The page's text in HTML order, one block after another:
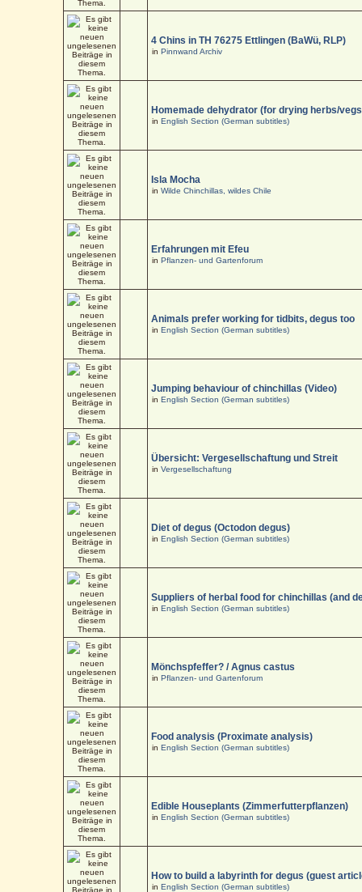
4 Chins in TH 76275 Ettlingen (BaWü, RLP)
inPinnwand Archiv
Homemade dehydrator (for drying herbs/
inEnglish Section (German subtitles)
Isla Mocha
inWilde Chinchillas, wildes Chile
Erfahrungen mit Efeu
inPflanzen- und Gartenforum
Animals prefer working for tidbits, degus too
inEnglish Section (German subtitles)
Jumping behaviour of chinchillas (Video)
inEnglish Section (German subtitles)
Übersicht: Vergesellschaftung und Streit
inVergesellschaftung
Diet of degus (Octodon degus)
inEnglish Section (German subtitles)
Suppliers of herbal food for chinchillas (and
inEnglish Section (German subtitles)
Mönchspfeffer? / Agnus castus
inPflanzen- und Gartenforum
Food analysis (Proximate analysis)
inEnglish Section (German subtitles)
Edible Houseplants (Zimmerfutterpflanzen)
inEnglish Section (German subtitles)
How to build a labyrinth for degus (guest
inEnglish Section (German subtitles)